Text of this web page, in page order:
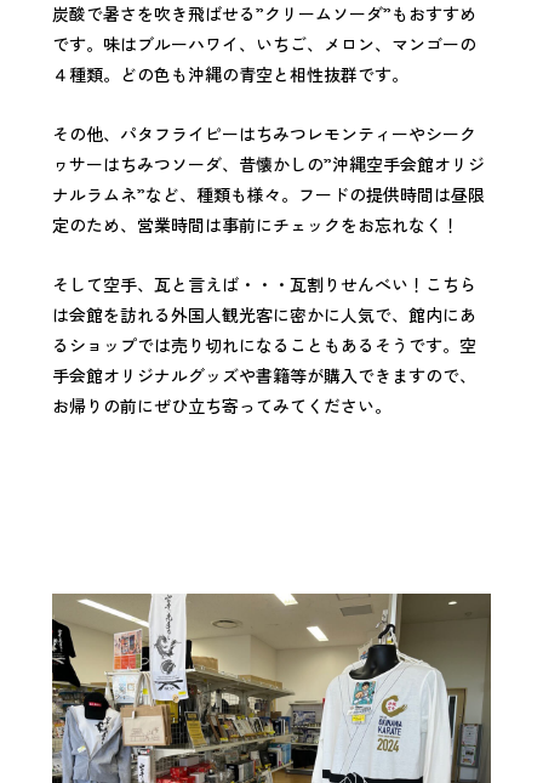
炭酸で暑さを吹き飛ばせる”クリームソーダ”もおすすめ
です。味はブルーハワイ、いちご、メロン、マンゴーの
４種類。どの色も沖縄の青空と相性抜群です。
その他、パタフライピーはちみつレモンティーやシーク
ヮサーはちみつソーダ、昔懐かしの”沖縄空手会館オリジ
ナルラムネ”など、種類も様々。フードの提供時間は昼限
定のため、営業時間は事前にチェックをお忘れなく！
そして空手、瓦と言えば・・・瓦割りせんべい！こちら
は会館を訪れる外国人観光客に密かに人気で、館内にあ
るショップでは売り切れになることもあるそうです。空
手会館オリジナルグッズや書籍等が購入できますので、
お帰りの前にぜひ立ち寄ってみてください。